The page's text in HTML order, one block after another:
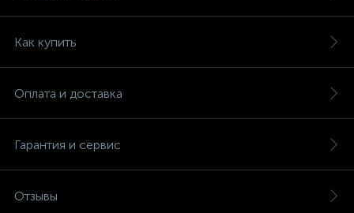
Как купить
Оплата и доставка
Гарантия и сервис
Отзывы